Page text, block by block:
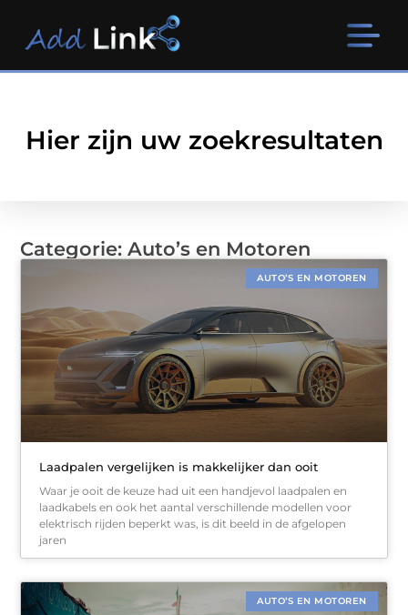
Hier zijn uw zoekresultaten
Categorie: Auto’s en Motoren
AUTO’S EN MOTOREN
Laadpalen vergelijken is makkelijker dan ooit
Waar je ooit de keuze had uit een handjevol laadpalen en
laadkabels en ook het aantal verschillende modellen voor
elektrisch rijden beperkt was, is dit beeld in de afgelopen
jaren
AUTO’S EN MOTOREN